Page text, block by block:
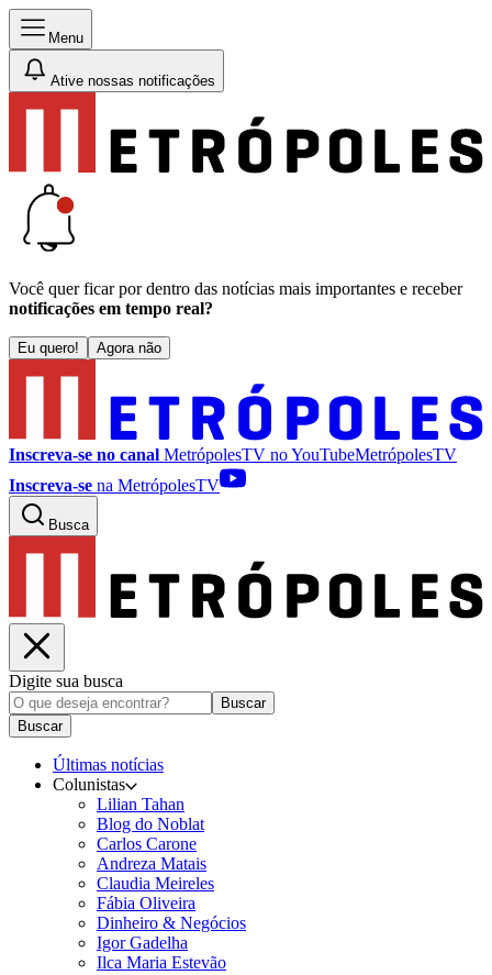
Menu
Ative nossas notificações
Você quer ficar por dentro das notícias mais importantes e receber
notificações em tempo real?
Eu quero! Agora não
Inscreva-se no canal MetrópolesTV noYouTubeMetrópolesTV
Inscreva-se na MetrópolesTV
Busca
Digite sua busca
Buscar
Buscar
Últimas notícias
Colunistas
Lilian Tahan
Blog do Noblat
Carlos Carone
Andreza Matais
Claudia Meireles
Fábia Oliveira
Dinheiro & Negócios
Igor Gadelha
Ilca Maria Estevão